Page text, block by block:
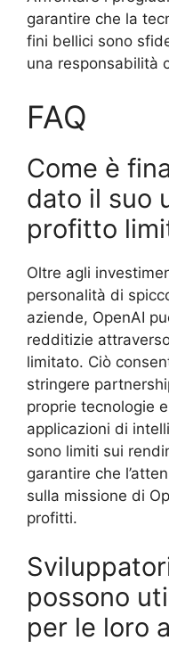
garantire che la
fini bellici sono
una responsabilità
FAQ
Come è
dato il suo
profitto
Oltre agli
personalità di
aziende, OpenAI
redditizie
limitato. Ciò
stringere
proprie tecnologie
applicazioni di
sono limiti sui
garantire che
sulla missione di
profitti.
possono
per le loro